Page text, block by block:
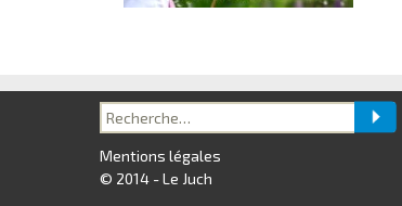
Recherche
pour :
Mentions légales
© 2014 - Le Juch